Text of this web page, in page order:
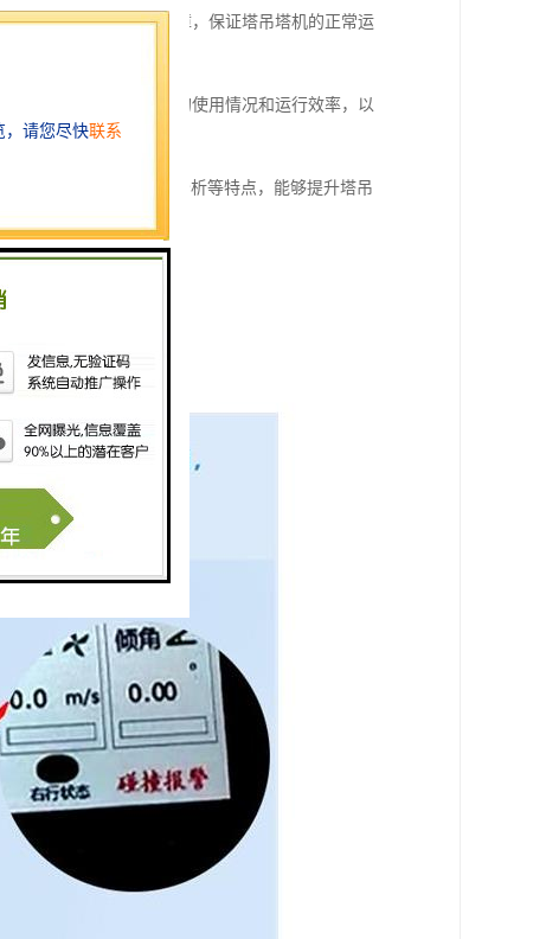
议，以便及时修复故障，保证塔吊塔机的正常运
理人员了解塔吊塔机的使用情况和运行效率，以
能、故障诊断和数据分析等特点，能够提升塔吊